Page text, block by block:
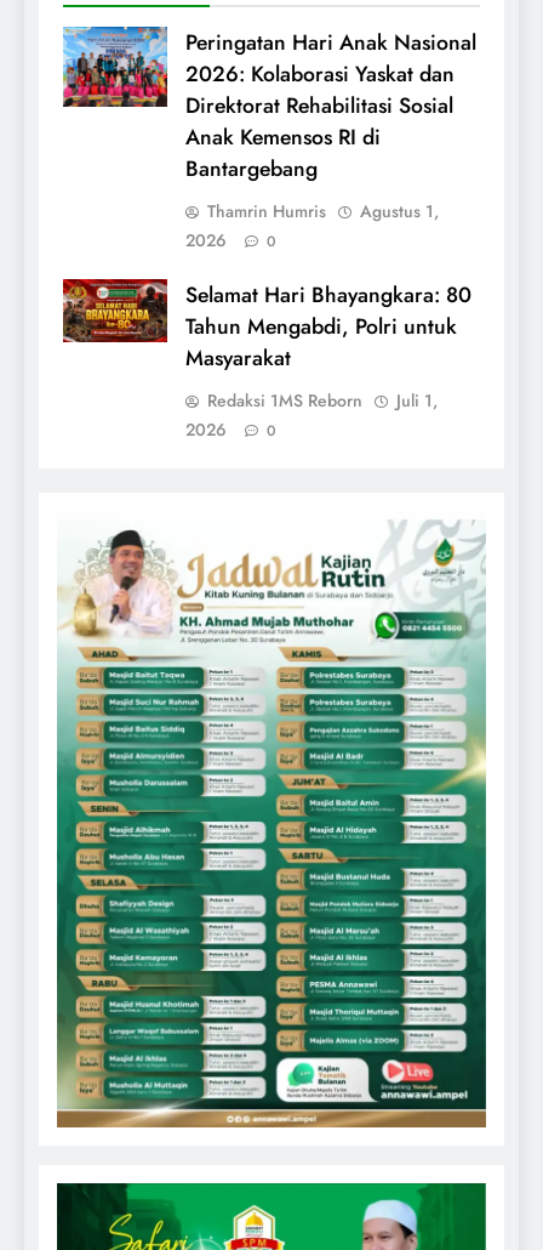
Peringatan Hari Anak Nasional
2026: Kolaborasi Yaskat dan
Direktorat Rehabilitasi Sosial
Anak Kemensos RI di
Bantargebang
Thamrin Humris
Agustus 1,
2026
0
Selamat Hari Bhayangkara: 80
Tahun Mengabdi, Polri untuk
Masyarakat
Redaksi 1MS Reborn
Juli 1,
2026
0